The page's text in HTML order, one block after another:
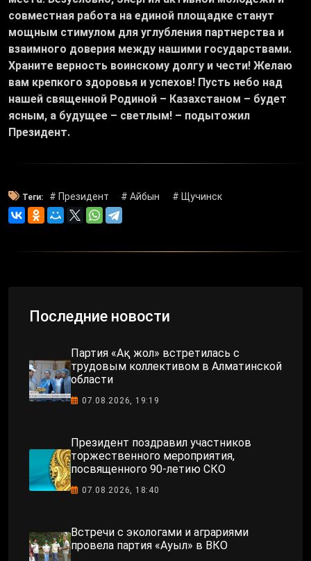
совместная работа на единой площадке станут
мощным стимулом для углубления партнерства и
взаимного доверия между нашими государствами.
Храните верность воинскому долгу и чести! Желаю
вам крепкого здоровья и успехов! Пусть небо над
нашей священной Родиной – Казахстаном – будет
ясным, а будущее – светлым! – подытожил
Президент.
Теги: # Президент # Айбын # Щучинск
Последние новости
Партия «Ақ жол» встретилась с
трудовым коллективом в Алматинской
области
07.08.2026, 19:19
Президент поздравил участников
торжественного мероприятия,
посвященного 90-летию СКО
07.08.2026, 18:40
Встречи с экологами и аграриями
провела партия «Ауыл» в ВКО